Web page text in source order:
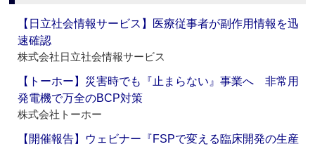
【日立社会情報サービス】医療従事者が副作用情報を迅
速確認
株式会社日立社会情報サービス
【トーホー】災害時でも『止まらない』事業へ 非常用
発電機で万全のBCP対策
株式会社トーホー
【開催報告】ウェビナー『FSPで変える臨床開発の生産